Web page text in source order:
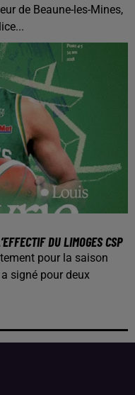
de Beaune-les-Mines,
DU LIMOGES CSP
pour la saison
signé pour deux